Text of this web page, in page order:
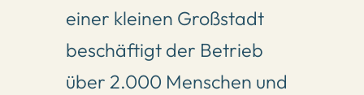
einer kleinen Großstadt
beschäftigt der Betrieb
über 2.000 Menschen und